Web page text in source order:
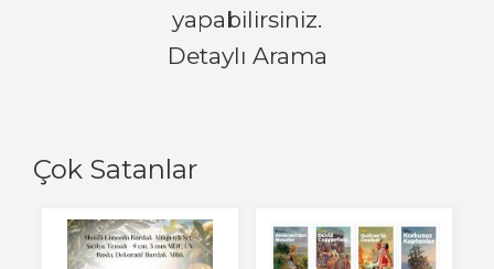
Çok Satanlar
yapabilirsiniz.
Detaylı Arama